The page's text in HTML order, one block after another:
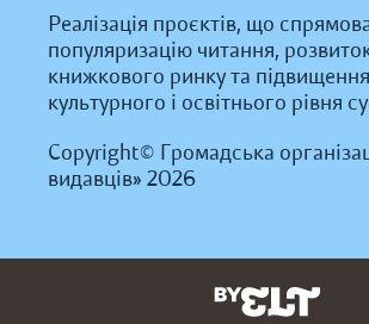
Реалізація проєктів, що
популяризацію читання,
книжкового ринку та підвищення
культурного і освітнього рівня
Copyright© Громадська
видавців» 2026